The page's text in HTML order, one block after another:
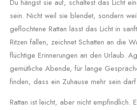
Du hängst sie auf, schaltest das Licht
sein. Nicht weil sie blendet, sondern
geflochtene Rattan lässt das Licht in
Ritzen fallen, zeichnet Schatten an die
flüchtige Erinnerungen an den Urlaub.
gemütliche Abende, für lange
finden, dass ein Zuhause mehr sein
Rattan ist leicht, aber nicht empfindlich.